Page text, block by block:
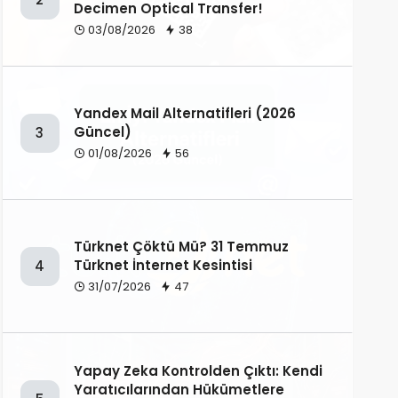
Decimen Optical Transfer!
03/08/2026 38
3
Yandex Mail Alternatifleri (2026
Güncel)
01/08/2026 56
4
Türknet Çöktü Mü? 31 Temmuz
Türknet İnternet Kesintisi
31/07/2026 47
Yapay Zeka Kontrolden Çıktı: Kendi
Yaratıcılarından Hükümetlere